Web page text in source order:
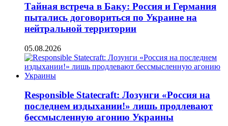
Тайная встреча в Баку: Россия и Германия
пытались договориться по Украине на
нейтральной территории
05.08.2026
Responsible Statecraft: Лозунги «Россия на
последнем издыхании!» лишь продлевают
бессмысленную агонию Украины